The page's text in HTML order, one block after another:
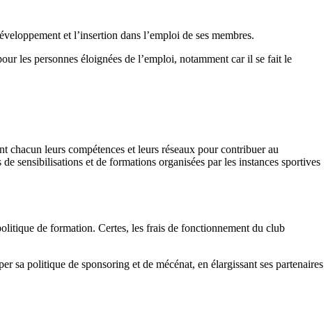
et l’insertion dans l’emploi de ses membres.
les personnes éloignées de l’emploi, notamment car il se fait le
leurs compétences et leurs réseaux pour contribuer au
sensibilisations et de formations organisées par les instances sportives
de formation. Certes, les frais de fonctionnement du club
politique de sponsoring et de mécénat, en élargissant ses partenaires